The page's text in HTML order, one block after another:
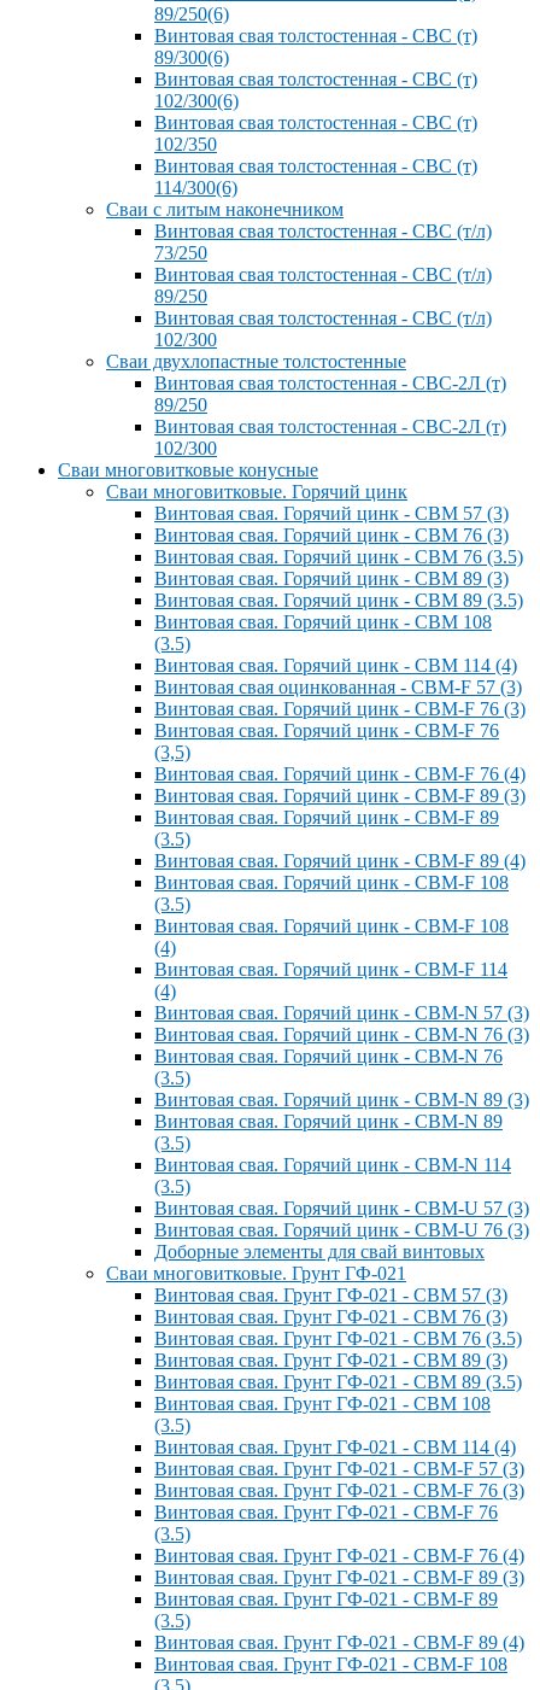
89/250(6)
Винтовая свая толстостенная - СВС (т)
89/300(6)
Винтовая свая толстостенная - СВС (т)
102/300(6)
Винтовая свая толстостенная - СВС (т)
102/350
Винтовая свая толстостенная - СВС (т)
114/300(6)
Сваи с литым наконечником
Винтовая свая толстостенная - СВС (т/л)
73/250
Винтовая свая толстостенная - СВС (т/л)
89/250
Винтовая свая толстостенная - СВС (т/л)
102/300
Сваи двухлопастные толстостенные
Винтовая свая толстостенная - СВС-2Л (т)
89/250
Винтовая свая толстостенная - СВС-2Л (т)
102/300
Сваи многовитковые конусные
Сваи многовитковые. Горячий цинк
Винтовая свая. Горячий цинк - СВМ 57 (3)
Винтовая свая. Горячий цинк - СВМ 76 (3)
Винтовая свая. Горячий цинк - СВМ 76 (3.5)
Винтовая свая. Горячий цинк - СВМ 89 (3)
Винтовая свая. Горячий цинк - СВМ 89 (3.5)
Винтовая свая. Горячий цинк - СВМ 108
(3.5)
Винтовая свая. Горячий цинк - СВМ 114 (4)
Винтовая свая оцинкованная - СВМ-F 57 (3)
Винтовая свая. Горячий цинк - СВМ-F 76 (3)
Винтовая свая. Горячий цинк - СВМ-F 76
(3,5)
Винтовая свая. Горячий цинк - СВМ-F 76 (4)
Винтовая свая. Горячий цинк - СВМ-F 89 (3)
Винтовая свая. Горячий цинк - СВМ-F 89
(3.5)
Винтовая свая. Горячий цинк - СВМ-F 89 (4)
Винтовая свая. Горячий цинк - СВМ-F 108
(3.5)
Винтовая свая. Горячий цинк - СВМ-F 108
(4)
Винтовая свая. Горячий цинк - СВМ-F 114
(4)
Винтовая свая. Горячий цинк - СВМ-N 57 (3)
Винтовая свая. Горячий цинк - СВМ-N 76 (3)
Винтовая свая. Горячий цинк - СВМ-N 76
(3.5)
Винтовая свая. Горячий цинк - СВМ-N 89 (3)
Винтовая свая. Горячий цинк - СВМ-N 89
(3.5)
Винтовая свая. Горячий цинк - СВМ-N 114
(3.5)
Винтовая свая. Горячий цинк - СВМ-U 57 (3)
Винтовая свая. Горячий цинк - СВМ-U 76 (3)
Доборные элементы для свай винтовых
Сваи многовитковые. Грунт ГФ-021
Винтовая свая. Грунт ГФ-021 - СВМ 57 (3)
Винтовая свая. Грунт ГФ-021 - СВМ 76 (3)
Винтовая свая. Грунт ГФ-021 - СВМ 76 (3.5)
Винтовая свая. Грунт ГФ-021 - СВМ 89 (3)
Винтовая свая. Грунт ГФ-021 - СВМ 89 (3.5)
Винтовая свая. Грунт ГФ-021 - СВМ 108
(3.5)
Винтовая свая. Грунт ГФ-021 - СВМ 114 (4)
Винтовая свая. Грунт ГФ-021 - СВМ-F 57 (3)
Винтовая свая. Грунт ГФ-021 - СВМ-F 76 (3)
Винтовая свая. Грунт ГФ-021 - СВМ-F 76
(3.5)
Винтовая свая. Грунт ГФ-021 - СВМ-F 76 (4)
Винтовая свая. Грунт ГФ-021 - СВМ-F 89 (3)
Винтовая свая. Грунт ГФ-021 - СВМ-F 89
(3.5)
Винтовая свая. Грунт ГФ-021 - СВМ-F 89 (4)
Винтовая свая. Грунт ГФ-021 - СВМ-F 108
(3.5)